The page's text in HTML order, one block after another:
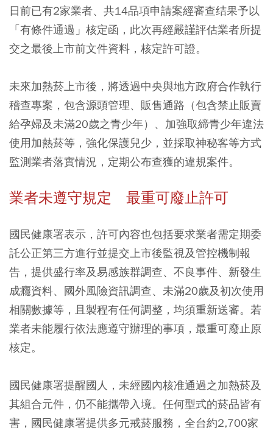
日前已有2家業者、共14品項申請案經審查结果予以
「有條件通過」核定函，此次再經嚴謹評估業者所提
交之最後上市前文件資料，核定許可證。
未來加熱菸上市後，將透過中央與地方政府合作執行
稽查專案，包含源頭管理、販售通路（包含禁止販賣
給孕婦及未滿20歲之青少年）、加強取締青少年違法
使用加熱菸等，強化保護兒少，並採取神秘客等方式
監測業者落實情況，定期公布查獲的違規案件。
業者未遵守規定 最重可廢止許可
國民健康署表示，許可內容也包括要求業者需定期委
託公正第三方進行並提交上市後監視及管控機制報
告，提供盛行率及易感族群調查、不良事件、新發生
成癮資料、國外風險資訊調查、未滿20歲及初次使用
相關數據等，且製程有任何調整，均須重新送審。若
業者未能履行依法應遵守辦理的事項，最重可廢止原
核定。
國民健康署提醒國人，未經國內核准通過之加熱菸及
其組合元件，仍不能攜帶入境。任何型式的菸品皆有
害，國民健康署提供多元戒菸服務，全台約2,700家